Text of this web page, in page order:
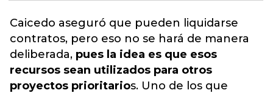
Caicedo aseguró que pueden liquidarse
contratos, pero eso no se hará de manera
deliberada, pues la idea es que esos
recursos sean utilizados para otros
proyectos prioritarios. Uno de los que